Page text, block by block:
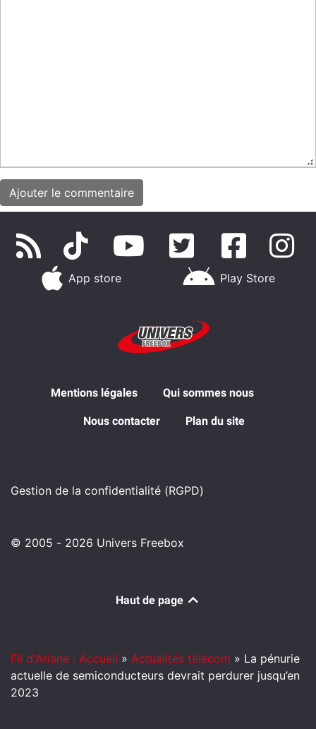
App store Play Store
Mentions légales Qui sommes nous
Nous contacter Plan du site
Gestion de la confidentialité (RGPD)
© 2005 - 2026 Univers Freebox
Haut de page
Fil d'Ariane : Accueil » Actualités télécom » La pénurie
actuelle de semiconducteurs devrait perdurer jusqu’en
2023